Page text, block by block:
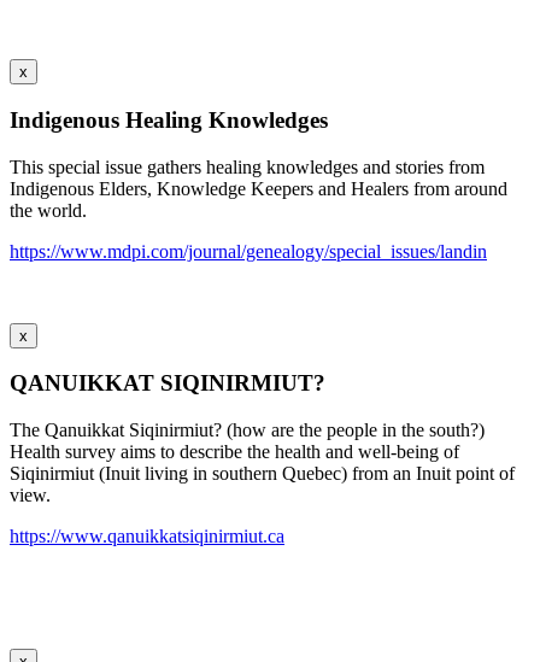
x
Indigenous Healing Knowledges
This special issue gathers healing knowledges and stories from
Indigenous Elders, Knowledge Keepers and Healers from around
the world.
https://www.mdpi.com/journal/genealogy/special_issues/landin
x
QANUIKKAT SIQINIRMIUT?
The Qanuikkat Siqinirmiut? (how are the people in the south?)
Health survey aims to describe the health and well-being of
Siqinirmiut (Inuit living in southern Quebec) from an Inuit point of
view.
https://www.qanuikkatsiqinirmiut.ca